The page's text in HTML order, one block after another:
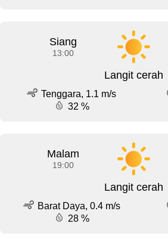
Siang
13:00
Langit cerah
Tenggara, 1.1 m/s
32 %
Malam
19:00
Langit cerah
Barat Daya, 0.4 m/s
28 %